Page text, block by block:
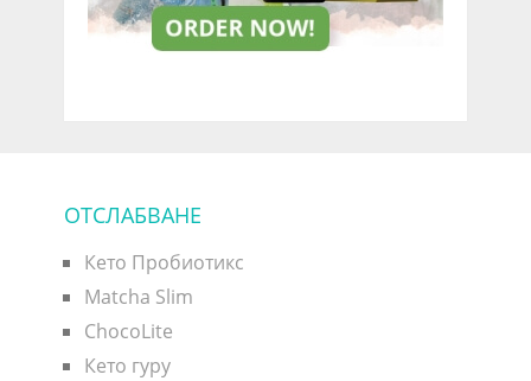
ОТСЛАБВАНЕ
Кето Пробиотикс
Matcha Slim
ChocoLite
Кето гуру